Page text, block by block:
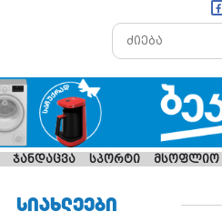
ჯანდაცვა სპორტი მსოფლიო
ᲡᲘᲐᲮᲚᲔᲔᲑᲘ